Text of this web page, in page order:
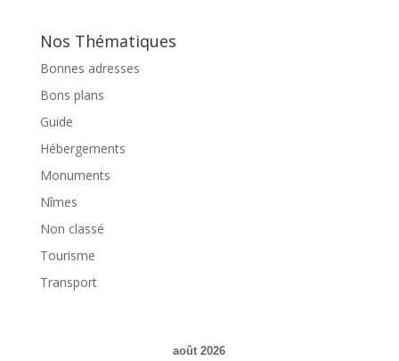
Nos Thématiques
Bonnes adresses
Bons plans
Guide
Hébergements
Monuments
Nîmes
Non classé
Tourisme
Transport
août 2026